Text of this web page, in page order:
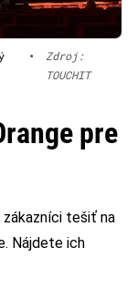
•
Zdroj:
TOUCHIT
pre
zákazníci tešiť na
Nájdete ich